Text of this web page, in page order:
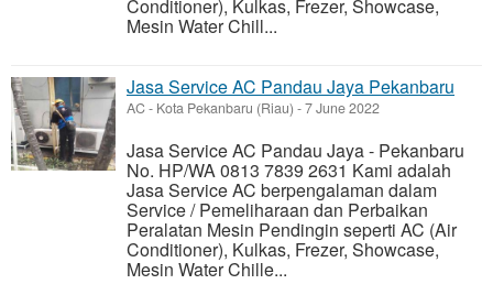
Conditioner), Kulkas, Frezer, Showcase,
Mesin Water Chill...
Jasa Service AC Pandau Jaya Pekanbaru
AC- Kota Pekanbaru (Riau) -7 June 2022
Jasa Service AC Pandau Jaya - Pekanbaru
No. HP/WA 0813 7839 2631 Kami adalah
Jasa Service AC berpengalaman dalam
Service / Pemeliharaan dan Perbaikan
Peralatan Mesin Pendingin seperti AC (Air
Conditioner), Kulkas, Frezer, Showcase,
Mesin Water Chille...